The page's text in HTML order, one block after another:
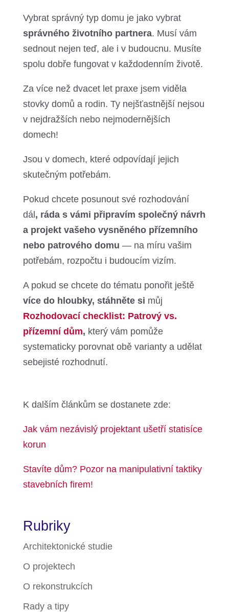
Vybrat správný typ domu je jako vybrat
správného životního partnera. Musí vám
sednout nejen teď, ale i v budoucnu. Musíte
spolu dobře fungovat v každodenním životě.
Za více než dvacet let praxe jsem viděla
stovky domů a rodin. Ty nejšťastnější nejsou
v nejdražších nebo nejmodernějších
domech!
Jsou v domech, které odpovídají jejich
skutečným potřebám.
Pokud chcete posunout své rozhodování
dál , ráda s vámi připravím společný návrh
a projekt vašeho vysněného přízemního
nebo patrového domu — na míru vašim
potřebám, rozpočtu i budoucím vizím.
A pokud se chcete do tématu ponořit ještě
více do hloubky, stáhněte si můj
Rozhodovací checklist: Patrový vs.
přízemní dům, který vám pomůže
systematicky porovnat obě varianty a udělat
sebejisté rozhodnutí.
K dalším článkům se dostanete zde:
Jak vám nezávislý projektant ušetří statisíce
korun
Stavíte dům? Pozor na manipulativní taktiky
stavebních firem!
Rubriky
Architektonické studie
O projektech
O rekonstrukcích
Rady a tipy